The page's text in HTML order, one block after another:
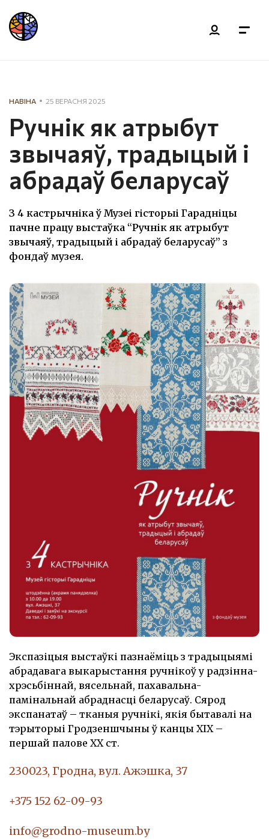
НАВІНА 25 ВЕРАСНЯ 2025
Ручнік як атрыбут
звычаяў, традыцый і
абрадаў беларусаў
З 4 кастрычніка ў Музеі гісторыі Гарадніцы
пачне працу выстаўка “Ручнік як атрыбут
звычаяў, традыцый і абрадаў беларусаў” з
фондаў музея.
Экспазіцыя выстаўкі пазнаёміць з традыцыямі
абрадавага выкарыстання ручнікоў у радзінна-
хрэсьбіннай, вясельнай, пахавальна-
памінальнай абраднасці беларусаў. Сярод
экспанатаў – тканыя ручнікі, якія бытавалі на
тэрыторыі Гродзеншчыны ў канцы ХІХ –
першай палове ХХ ст.
230023, Гродна, вул. Ажэшка, 37
+375 152 62-09-93
info@grodno-museum.by